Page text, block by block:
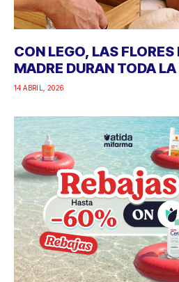
CON LEGO, LAS FLORES
MADRE DURAN TODA
14 ABRIL, 2026